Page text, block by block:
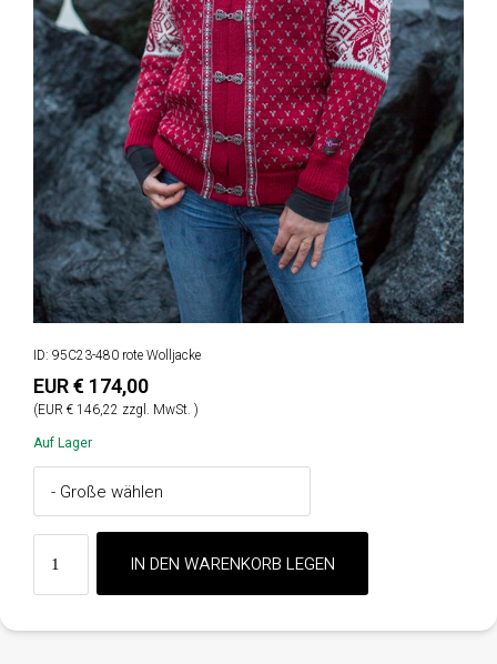
ID: 95C23-480 rote Wolljacke
EUR € 174,00
(EUR € 146,22 zzgl. MwSt. )
Auf Lager